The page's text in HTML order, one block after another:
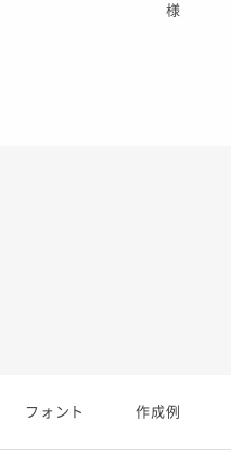
様
フォント 作成例